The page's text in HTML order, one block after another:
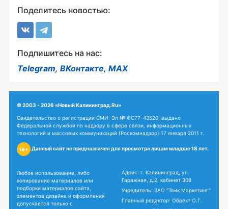
Поделитесь новостью:
Подпишитесь на нас:
Telegram, ВКонтакте, MAX
© 2003 - 2026 «Новый Калининград.Ru»
Свидетельство о регистрации СМИ: Эл № ФС77-43520, выдано
Федеральной службой по надзору в сфере связи, информационных
технологий и массовых коммуникаций (Роскомнадзор) 17 января 2011 г.
18+ Данный сайт не предназначен для просмотра лицам младше 18 лет.
Любое использование, либо
копирование материалов или
подборки материалов сайта,
элементов дизайна и оформления
допускается только с
Адрес: г. Калининград, ул.
Гаражная, д.2, кабинет 308
Учредитель: ЗАО "Твик Маркетинг"
Главный редактор: Обрехт О.Г.